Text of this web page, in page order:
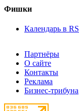
Фишки
Календарь в
Партнёры
О сайте
Контакты
Реклама
Бизнес-трибуна